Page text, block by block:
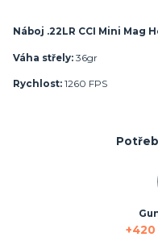
Náboj .22LR CCI Mini Mag
Váha střely: 36gr
Rychlost: 1260 FPS